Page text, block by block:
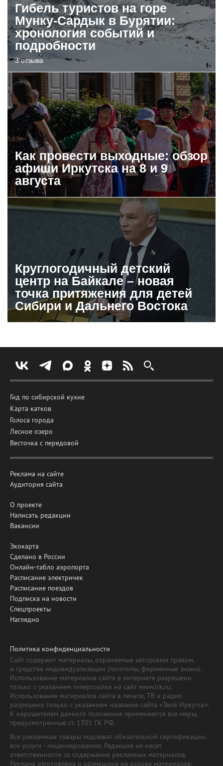
Гибель туристов на горе
Мунку-Сардык в Бурятии:
хронология событий и
подробности
3 отзыва
Как провести выходные: обзор
афиши Иркутска на 8 и 9
августа
Круглогодичный детский
центр на Байкале – новая
точка притяжения для детей
Сибири и Дальнего Востока
Гид по сибирской кухне
Карта катков
Голоса города
Лесное озеро
Весточка с передовой
Реклама на сайте
Аудитория сайта
О проекте
Написать редакции
Вакансии
Экокарта
Сделано в России
Онлайн-табло аэропорта
Расписание электричек
Расписание поездов
Подписка на новости
Спецпроекты
Наглядно
Политика конфиденциальности
Сайт содержит материалы, охраняемые авторским правом,
и средства индивидуализации (логотипы, фирменные знаки).
Использование материалов сайта в интернете разрешено
только с указанием гиперссылки на сайт www.irk.ru.
Использование материалов сайта в печати, ТВ и радио
разрешено только с указанием названия сайта «Твой Иркутск».
К нарушителям данного положения применяются все меры,
предусмотренные ст. 1301 ГК РФ.
Все рекламные товары подлежат обязательной сертификации,
все услуги - лицензированию. Редакция не несет
ответственности за содержание рекламных материалов.
Реклама изготовлена и размещена на основе материалов,